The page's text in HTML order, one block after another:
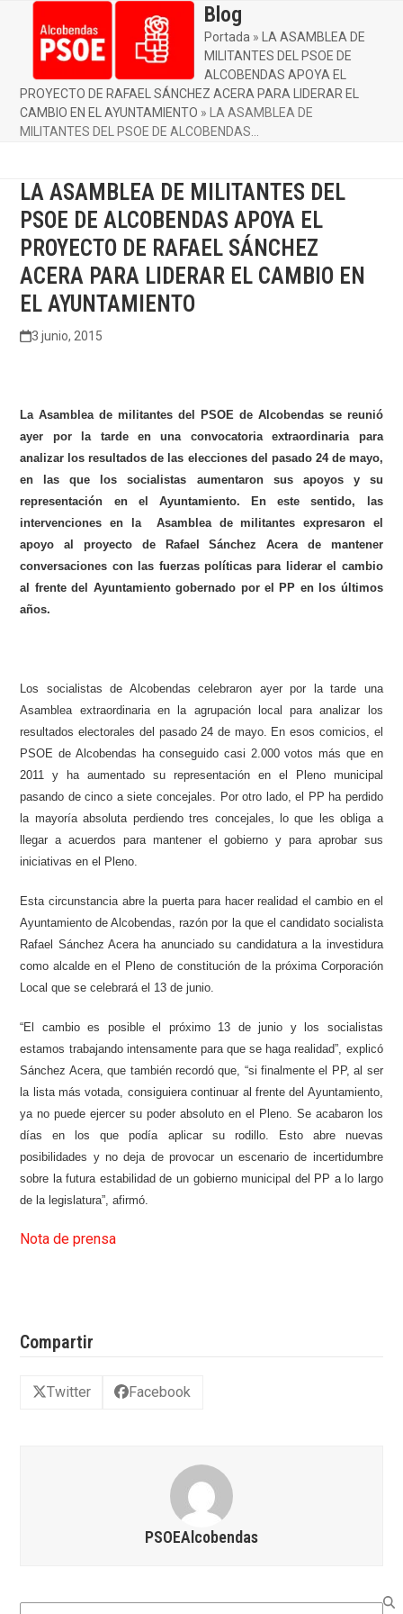
contentmobile
menu
mobile
menu
Blog
Portada »
LA ASAMBLEA DE
MILITANTES DEL PSOE DE
ALCOBENDAS APOYA EL
PROYECTO DE RAFAEL SÁNCHEZ ACERA PARA LIDERAR EL
CAMBIO EN EL AYUNTAMIENTO »
LA ASAMBLEA DE
MILITANTES DEL PSOE DE ALCOBENDAS…
LA ASAMBLEA DE MILITANTES DEL
PSOE DE ALCOBENDAS APOYA EL
PROYECTO DE RAFAEL SÁNCHEZ
ACERA PARA LIDERAR EL CAMBIO EN
EL AYUNTAMIENTO
3 junio, 2015
La Asamblea de militantes del PSOE de Alcobendas se reunió
ayer por la tarde en una convocatoria extraordinaria para
analizar los resultados de las elecciones del pasado 24 de mayo,
en las que los socialistas aumentaron sus apoyos y su
representación en el Ayuntamiento. En este sentido, las
intervenciones en la Asamblea de militantes expresaron el
apoyo al proyecto de Rafael Sánchez Acera de mantener
conversaciones con las fuerzas políticas para liderar el cambio
al frente del Ayuntamiento gobernado por el PP en los últimos
años.
Los socialistas de Alcobendas celebraron ayer por la tarde una
Asamblea extraordinaria en la agrupación local para analizar los
resultados electorales del pasado 24 de mayo. En esos comicios, el
PSOE de Alcobendas ha conseguido casi 2.000 votos más que en
2011 y ha aumentado su representación en el Pleno municipal
pasando de cinco a siete concejales. Por otro lado, el PP ha perdido
la mayoría absoluta perdiendo tres concejales, lo que les obliga a
llegar a acuerdos para mantener el gobierno y para aprobar sus
iniciativas en el Pleno.
Esta circunstancia abre la puerta para hacer realidad el cambio en el
Ayuntamiento de Alcobendas, razón por la que el candidato socialista
Rafael Sánchez Acera ha anunciado su candidatura a la investidura
como alcalde en el Pleno de constitución de la próxima Corporación
Local que se celebrará el 13 de junio.
“El cambio es posible el próximo 13 de junio y los socialistas
estamos trabajando intensamente para que se haga realidad”, explicó
Sánchez Acera, que también recordó que, “si finalmente el PP, al ser
la lista más votada, consiguiera continuar al frente del Ayuntamiento,
ya no puede ejercer su poder absoluto en el Pleno. Se acabaron los
días en los que podía aplicar su rodillo. Esto abre nuevas
posibilidades y no deja de provocar un escenario de incertidumbre
sobre la futura estabilidad de un gobierno municipal del PP a lo largo
de la legislatura”, afirmó.
Nota de prensa
Compartir
Twitter Facebook
PSOEAlcobendas